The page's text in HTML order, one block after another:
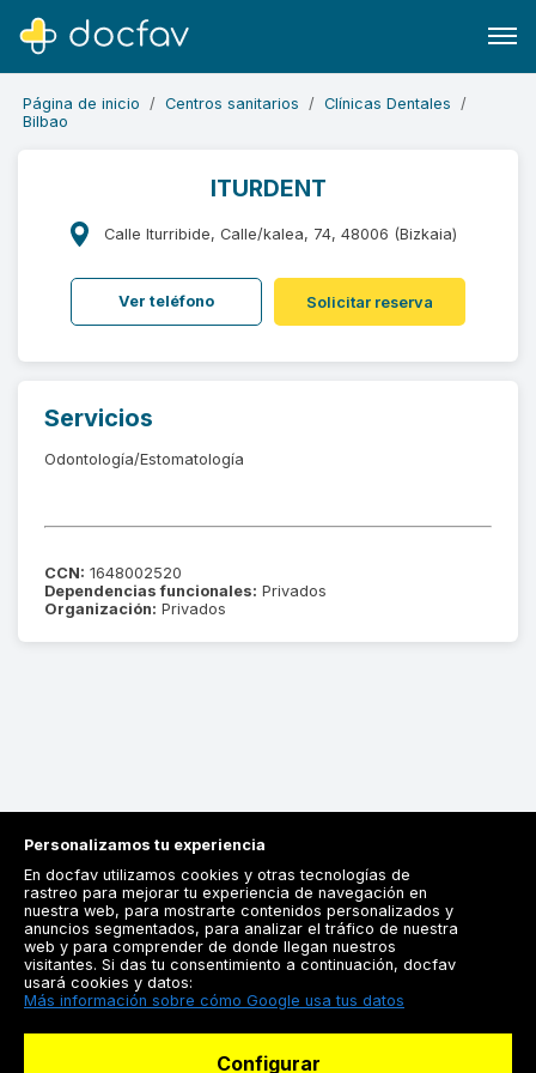
Página de inicio Centros sanitarios
Clínicas Dentales
Bilbao
ITURDENT
Calle Iturribide, Calle/kalea, 74, 48006 (Bizkaia)
Ver teléfono Solicitar reserva
Servicios
Odontología/Estomatología
CCN: 1648002520
Dependencias funcionales: Privados
Organización: Privados
Registrarse
Docfav
Personalizamos tu experiencia
En docfav utilizamos cookies y otras tecnologías de
rastreo para mejorar tu experiencia de navegación en
nuestra web, para mostrarte contenidos personalizados y
anuncios segmentados, para analizar el tráfico de nuestra
web y para comprender de donde llegan nuestros
visitantes. Si das tu consentimiento a continuación, docfav
usará cookies y datos:
Más información sobre cómo Google usa tus datos
Configurar